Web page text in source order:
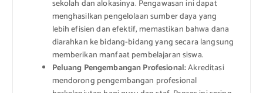
sekolah dan alokasinya. Pengawasan ini dapat
menghasilkan pengelolaan sumber daya yang
lebih efisien dan efektif, memastikan bahwa dana
diarahkan ke bidang-bidang yang secara langsung
memberikan manfaat pembelajaran siswa.
Peluang Pengembangan Profesional:Akreditasi
mendorong pengembangan profesional